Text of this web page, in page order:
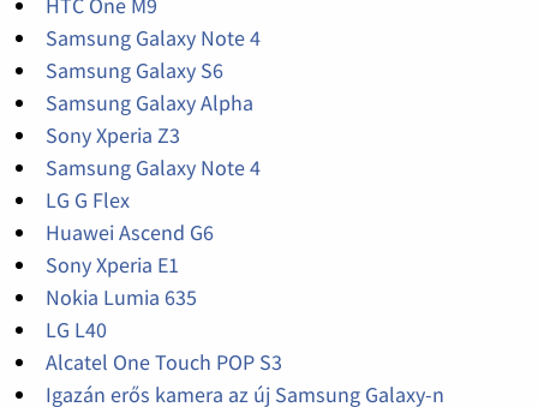
Samsung Galaxy Note 4
Samsung Galaxy S6
Samsung Galaxy Alpha
Sony Xperia Z3
Samsung Galaxy Note 4
LG G Flex
Huawei Ascend G6
Sony Xperia E1
Nokia Lumia 635
LG L40
Alcatel One Touch POP S3
Igazán erős kamera az új Samsung Galaxy-n